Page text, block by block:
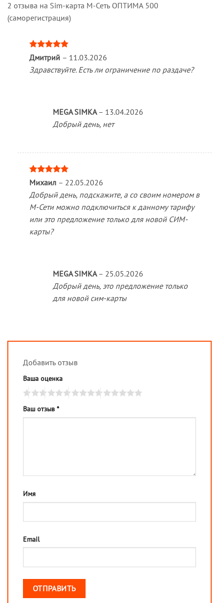
2 отзыва на Sim-карта М-Сеть ОПТИМА 500
(саморегистрация)
Оценка5
из 5
Дмитрий – 11.03.2026
Здравствуйте. Есть ли ограничение по раздаче?
MEGA SIMKA – 13.04.2026
Добрый день, нет
Оценка
Михаил – 22.05.2026
Добрый день, подскажите, а со своим номером в
М-Сети можно подключиться к данному тарифу
или это предложение только для новой СИМ-
карты?
MEGA SIMKA – 25.05.2026
Добрый день, это предложение только
для новой сим-карты
Добавить отзыв
Ваша оценка
Ваш отзыв *
Имя
Email